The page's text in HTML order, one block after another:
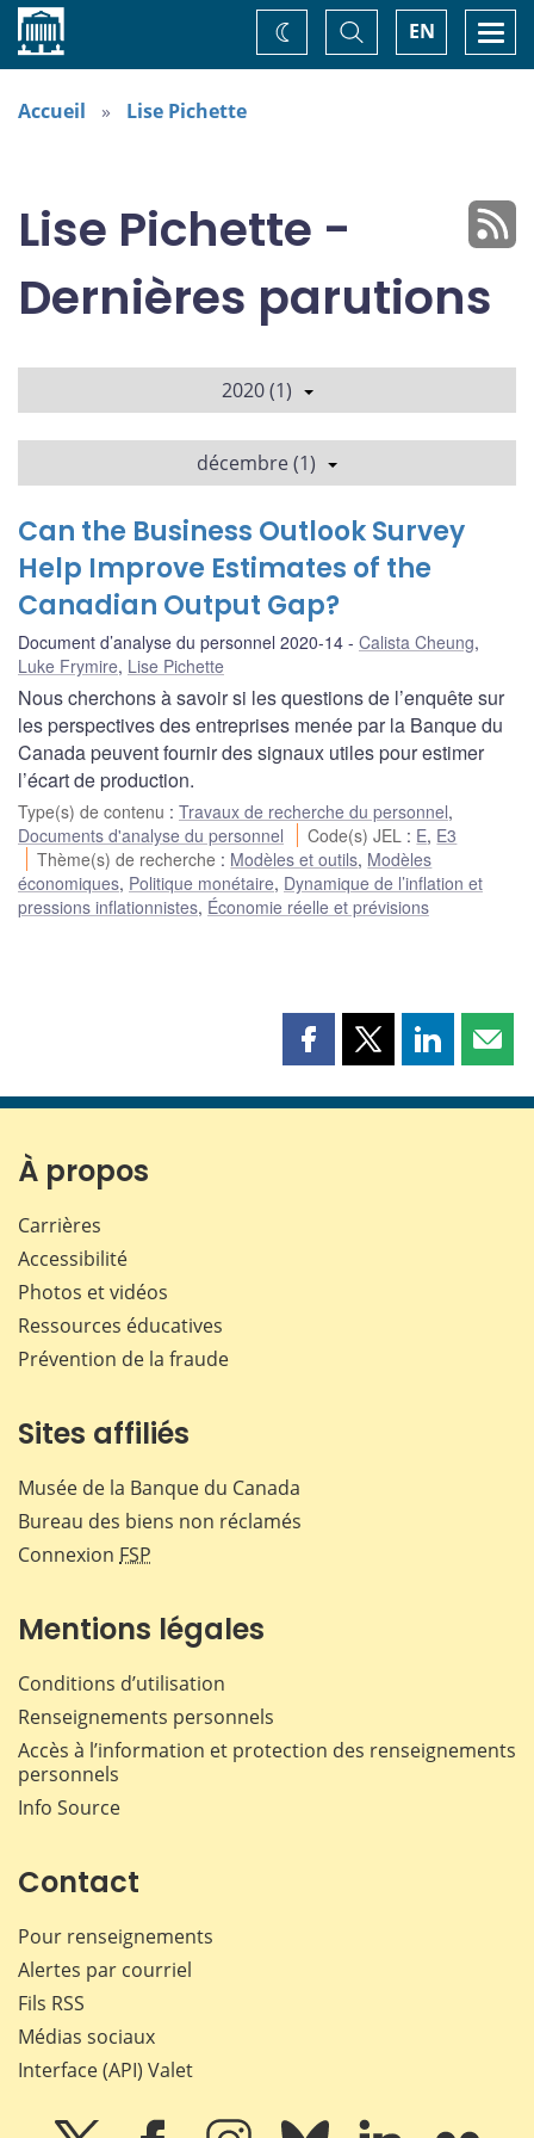
Accueil EN
Basculer
la
recherche
Changez
de
Accueil Lise Pichette
Lise Pichette -
Dernières parutions
2020 (1)
décembre (1)
Can the Business Outlook Survey
Help Improve Estimates of the
Canadian Output Gap?
Document d’analyse du personnel 2020-14 Calista Cheung,
Luke Frymire, Lise Pichette
Nous cherchons à savoir si les questions de l’enquête sur
les perspectives des entreprises menée par la Banque du
Canada peuvent fournir des signaux utiles pour estimer
l’écart de production.
Type(s) de contenu : Travaux de recherche du personnel,
Documents d'analyse du personnel
Code(s) JEL : E, E3
Thème(s) de recherche : Modèles et outils, Modèles
économiques, Politique monétaire, Dynamique de l’inflation et
pressions inflationnistes, Économie réelle et prévisions
Partager
page
Partager
page
Partager
page page
À propos
Carrières
Accessibilité
Photos et vidéos
Ressources éducatives
Prévention de la fraude
Sites affiliés
Musée de la Banque du Canada
Bureau des biens non réclamés
Connexion FSP
Mentions légales
Conditions d’utilisation
Renseignements personnels
Accès à l’information et protection des renseignements
personnels
Info Source
Contact
Pour renseignements
Alertes par courriel
Fils RSS
Médias sociaux
Interface (API) Valet